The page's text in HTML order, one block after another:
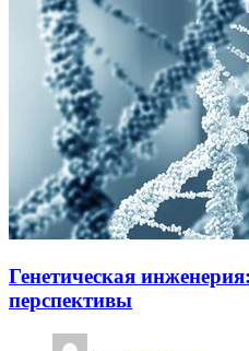
Генетическая
перспективы